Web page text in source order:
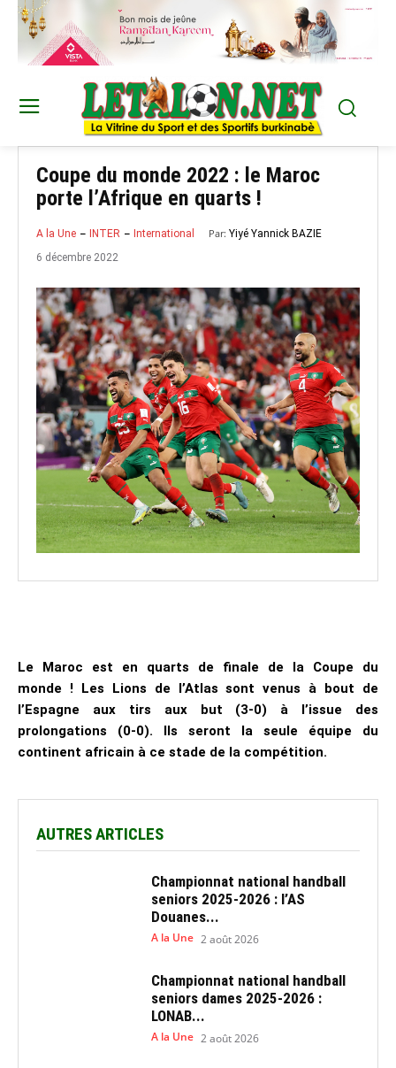
Coupe du monde 2022 : le Maroc
porte l’Afrique en quarts !
A la Une INTER International Par: Yiyé Yannick BAZIE
6 décembre 2022
Le Maroc est en quarts de finale de la Coupe du
monde ! Les Lions de l’Atlas sont venus à bout de
l’Espagne aux tirs aux but (3-0) à l’issue des
prolongations (0-0). Ils seront la seule équipe du
continent africain à ce stade de la compétition.
AUTRES ARTICLES
Championnat national handball
seniors 2025-2026 : l’AS
Douanes...
A la Une 2 août 2026
Championnat national handball
seniors dames 2025-2026 :
LONAB...
A la Une 2 août 2026